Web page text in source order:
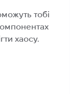
тобі
хаосу.